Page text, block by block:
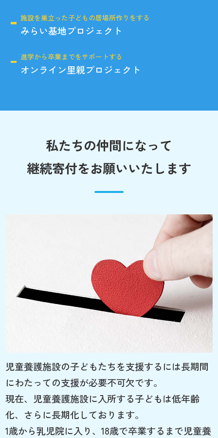
施設を巣立った子どもの居場所作りをする
みらい基地プロジェクト
進学から卒業までをサポートする
オンライン里親プロジェクト
私たちの仲間になって
継続寄付をお願いいたします
児童養護施設の子どもたちを支援するには長期間
にわたっての支援が必要不可欠です。
現在、児童養護施設に入所する子どもは低年齢
化、さらに長期化しております。
1歳から乳児院に入り、18歳で卒業するまで児童養